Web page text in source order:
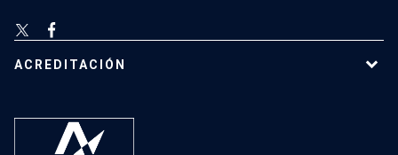
ACREDITACIÓN